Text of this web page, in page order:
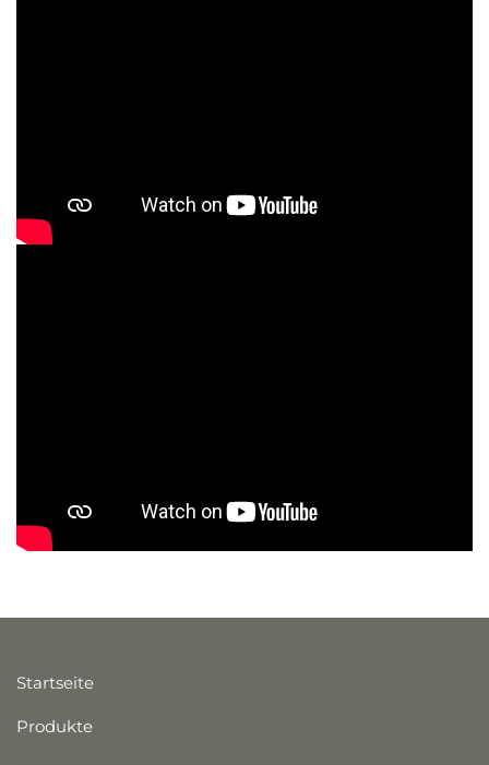
Startseite
Produkte